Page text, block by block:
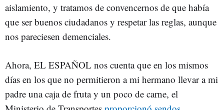
aislamiento, y tratamos de convencernos de que había
que ser buenos ciudadanos y respetar las reglas, aunque
nos pareciesen demenciales.
Ahora, EL ESPAÑOL nos cuenta que en los mismos
días en los que no permitieron a mi hermano llevar a mi
padre una caja de fruta y un poco de carne, el